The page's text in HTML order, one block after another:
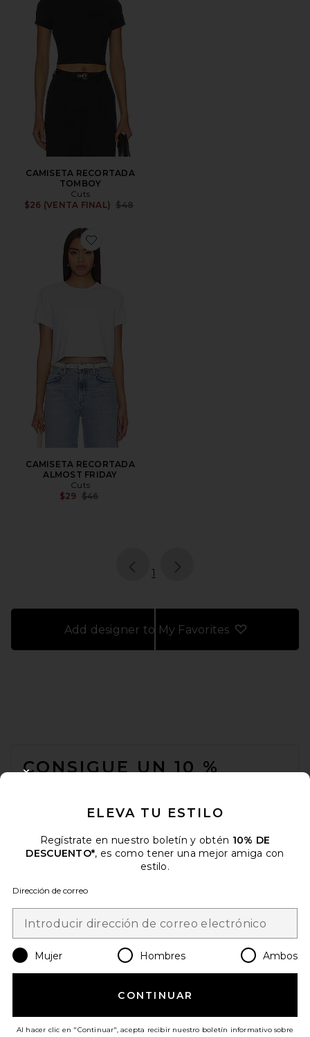
CAMISETA RECORTADA
TOMBOY
Cuts
$26 (VENTA FINAL)
Previous price:
$48
Favorite CAMISETA RECORTADA ALMOST FRIDAY
CAMISETA RECORTADA
ALMOST FRIDAY
Cuts
$29 Previous price:
$46
page
1
Add designer to My Favorites
CONSIGUE UN 10 %
Cuando se suscribe a nuestro boletín enviando su correo
privacidad
Change Country Regions
es USD
Haz una breve encuesta sobre la visita de hoy.¡Vamos!
ELEVA TU ESTILO
Regístrate en nuestro boletín y obtén 10% DE
DESCUENTO*, es como tener una mejor amiga con
estilo.
Dirección de correo
Mujer Hombres Ambos
CONTINUAR
Al hacer clic en "Continuar", acepta recibir nuestro boletín informativo sobre